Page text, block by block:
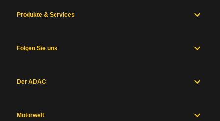
Produkte & Services
Folgen Sie uns
Der ADAC
Motorwelt